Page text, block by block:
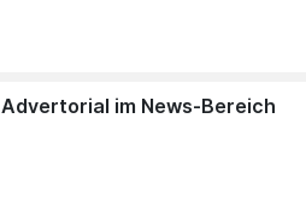
Advertorial im News-Bereich